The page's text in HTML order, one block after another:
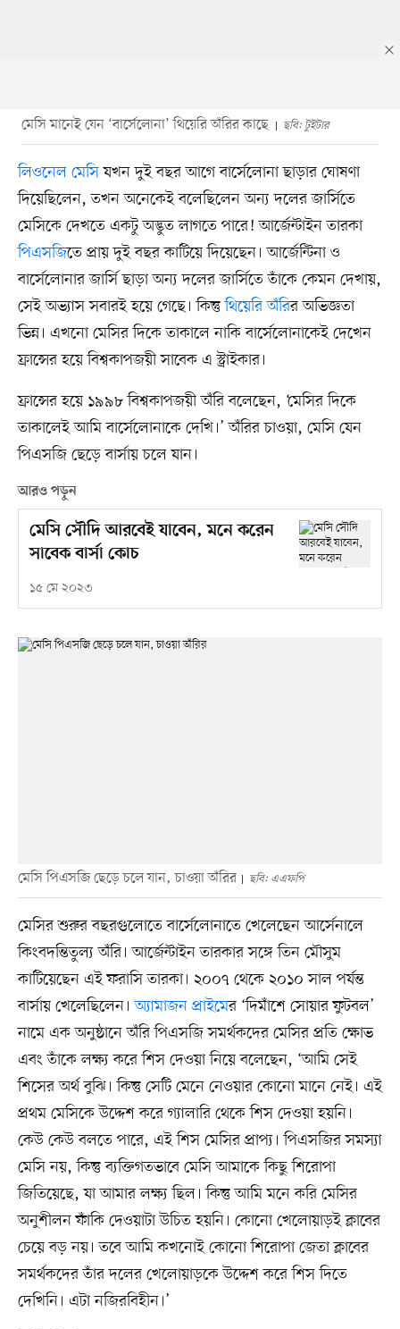
মেসি মানেই যেন ‘বার্সেলোনা’ থিয়েরি অঁরির কাছে ছবি: টুইটার
লিওনেল মেসিযখন দুই বছর আগে বার্সেলোনা ছাড়ার ঘোষণা
দিয়েছিলেন, তখন অনেকেই বলেছিলেন অন্য দলের জার্সিতে
মেসিকে দেখতে একটু অদ্ভুত লাগতে পারে! আর্জেন্টাইন তারকা
পিএসজিতে প্রায় দুই বছর কাটিয়ে দিয়েছেন। আর্জেন্টিনা ও
বার্সেলোনার জার্সি ছাড়া অন্য দলের জার্সিতে তাঁকে কেমন দেখায়,
সেই অভ্যাস সবারই হয়ে গেছে। কিন্তুথিয়েরি অঁরির অভিজ্ঞতা
ভিন্ন। এখনো মেসির দিকে তাকালে নাকি বার্সেলোনাকেই দেখেন
ফ্রান্সের হয়ে বিশ্বকাপজয়ী সাবেক এ স্ট্রাইকার।
ফ্রান্সের হয়ে ১৯৯৮ বিশ্বকাপজয়ী অঁরি বলেছেন, ‘মেসির দিকে
তাকালেই আমি বার্সেলোনাকে দেখি।’ অঁরির চাওয়া, মেসি যেন
পিএসজি ছেড়ে বার্সায় চলে যান।
আরও পড়ুন
মেসি সৌদি আরবেই যাবেন, মনে করেন
সাবেক বার্সা কোচ
১৫ মে ২০২৩
মেসি পিএসজি ছেড়ে চলে যান, চাওয়া অঁরির ছবি: এএফপি
মেসির শুরুর বছরগুলোতে বার্সেলোনাতে খেলেছেন আর্সেনালে
কিংবদন্তিতুল্য অঁরি। আর্জেন্টাইন তারকার সঙ্গে তিন মৌসুম
কাটিয়েছেন এই ফরাসি তারকা। ২০০৭ থেকে ২০১০ সাল পর্যন্ত
বার্সায় খেলেছিলেন।অ্যামাজন প্রাইমের ‘দিমাঁশে সোয়ার ফুটবল’
নামে এক অনুষ্ঠানে অঁরি পিএসজি সমর্থকদের মেসির প্রতি ক্ষোভ
এবং তাঁকে লক্ষ্য করে শিস দেওয়া নিয়ে বলেছেন, ‘আমি সেই
শিসের অর্থ বুঝি। কিন্তু সেটি মেনে নেওয়ার কোনো মানে নেই। এই
প্রথম মেসিকে উদ্দেশ করে গ্যালারি থেকে শিস দেওয়া হয়নি।
কেউ কেউ বলতে পারে, এই শিস মেসির প্রাপ্য। পিএসজির সমস্যা
মেসি নয়, কিন্তু ব্যক্তিগতভাবে মেসি আমাকে কিছু শিরোপা
জিতিয়েছে, যা আমার লক্ষ্য ছিল। কিন্তু আমি মনে করি মেসির
অনুশীলন ফাঁকি দেওয়াটা উচিত হয়নি। কোনো খেলোয়াড়ই ক্লাবের
চেয়ে বড় নয়। তবে আমি কখনোই কোনো শিরোপা জেতা ক্লাবের
সমর্থকদের তাঁর দলের খেলোয়াড়কে উদ্দেশ করে শিস দিতে
দেখিনি। এটা নজিরবিহীন।’